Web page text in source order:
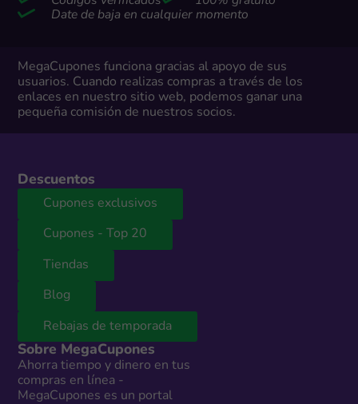
Date de baja en cualquier momento
MegaCupones funciona gracias al apoyo de sus
usuarios. Cuando realizas compras a través de los
enlaces en nuestro sitio web, podemos ganar una
pequeña comisión de nuestros socios.
Descuentos
Cupones exclusivos
Cupones - Top 20
Tiendas
Blog
Rebajas de temporada
Sobre MegaCupones
Ahorra tiempo y dinero en tus
compras en línea -
MegaCupones es un portal